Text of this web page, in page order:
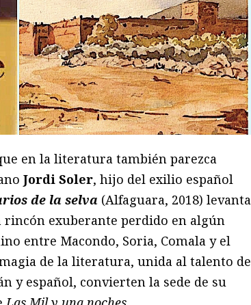
en la literatura también parezca
Jordi Soler, hijo del exilio español
de la selva (Alfaguara, 2018) levanta
rincón exuberante perdido en algún
entre Macondo, Soria, Comala y el
de la literatura, unida al talento de
y español, convierten la sede de su